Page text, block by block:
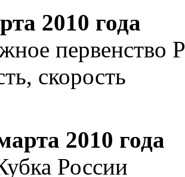
2010 года
первенство
скорость
2010 года
России